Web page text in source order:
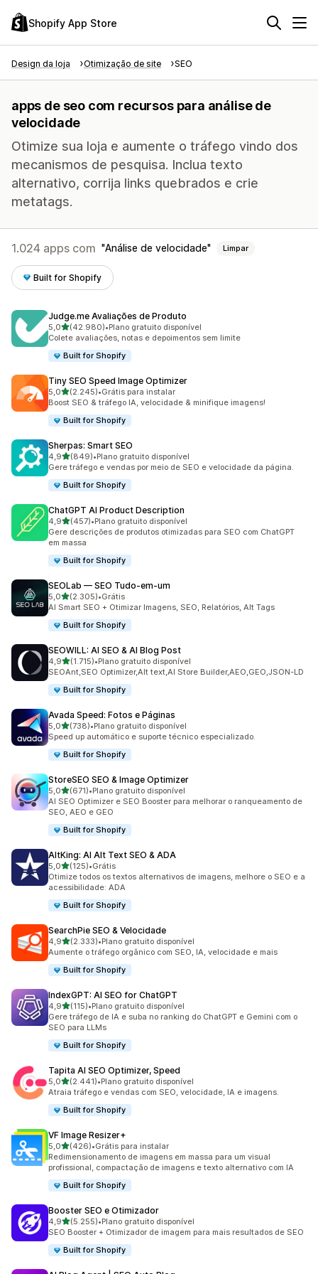
Shopify App Store
Design da loja Otimização de site SEO
apps de seo com recursos para análise de
velocidade
Otimize sua loja e aumente o tráfego vindo dos
mecanismos de pesquisa. Inclua texto
alternativo, corrija links quebrados e crie
metatags.
1.024 apps com Análise de velocidade Limpar
Built for Shopify
Judge.me Avaliações de Produto
5,0de 5 estrelas
(42.980)
42980 avaliações ao todo
•Plano gratuito disponível
Colete avaliações, notas e depoimentos sem limite
Built for Shopify
Tiny SEO Speed Image Optimizer
5,0de 5 estrelas
(2.245)
2245 avaliações ao todo
•Grátis para instalar
Boost SEO & tráfego IA, velocidade & minifique imagens!
Built for Shopify
Sherpas: Smart SEO
4,9de 5 estrelas
(849)
849 avaliações ao todo
•Plano gratuito disponível
Gere tráfego e vendas por meio de SEO e velocidade da página.
Built for Shopify
ChatGPT AI Product Description
4,9de 5 estrelas
(457)
457 avaliações ao todo
•Plano gratuito disponível
Gere descrições de produtos otimizadas para SEO com ChatGPT
em massa
Built for Shopify
SEOLab — SEO Tudo‑em‑um
5,0de 5 estrelas
(2.305)
2305 avaliações ao todo
•Grátis
AI Smart SEO + Otimizar Imagens, SEO, Relatórios, Alt Tags
Built for Shopify
SEOWILL: AI SEO & AI Blog Post
4,9de 5 estrelas
(1.715)
1715 avaliações ao todo
•Plano gratuito disponível
SEOAnt,SEO Optimizer,Alt text,AI Store Builder,AEO,GEO,JSON-LD
Built for Shopify
Avada Speed: Fotos e Páginas
5,0de 5 estrelas
(738)
738 avaliações ao todo
•Plano gratuito disponível
Speed up automático e suporte técnico especializado.
Built for Shopify
StoreSEO SEO & Image Optimizer
5,0de 5 estrelas
(671)
671 avaliações ao todo
•Plano gratuito disponível
AI SEO Optimizer e SEO Booster para melhorar o ranqueamento de
SEO, AEO e GEO
Built for Shopify
AltKing: AI Alt Text SEO & ADA
5,0de 5 estrelas
(125)
125 avaliações ao todo
•Grátis
Otimize todos os textos alternativos de imagens, melhore o SEO e a
acessibilidade: ADA
Built for Shopify
SearchPie SEO & Velocidade
4,9de 5 estrelas
(2.333)
2333 avaliações ao todo
•Plano gratuito disponível
Aumente o tráfego orgânico com SEO, IA, velocidade e mais
Built for Shopify
IndexGPT: AI SEO for ChatGPT
4,9de 5 estrelas
(115)
115 avaliações ao todo
•Plano gratuito disponível
Gere tráfego de IA e suba no ranking do ChatGPT e Gemini com o
SEO para LLMs
Built for Shopify
Tapita AI SEO Optimizer, Speed
5,0de 5 estrelas
(2.441)
2441 avaliações ao todo
•Plano gratuito disponível
Atraia tráfego e vendas com SEO, velocidade, IA e imagens.
Built for Shopify
VF Image Resizer+
5,0de 5 estrelas
(426)
426 avaliações ao todo
•Grátis para instalar
Redimensionamento de imagens em massa para um visual
profissional, compactação de imagens e texto alternativo com IA
Built for Shopify
Booster SEO e Otimizador
4,9de 5 estrelas
(5.255)
5255 avaliações ao todo
•Plano gratuito disponível
SEO Booster + Otimizador de imagem para mais resultados de SEO
Built for Shopify